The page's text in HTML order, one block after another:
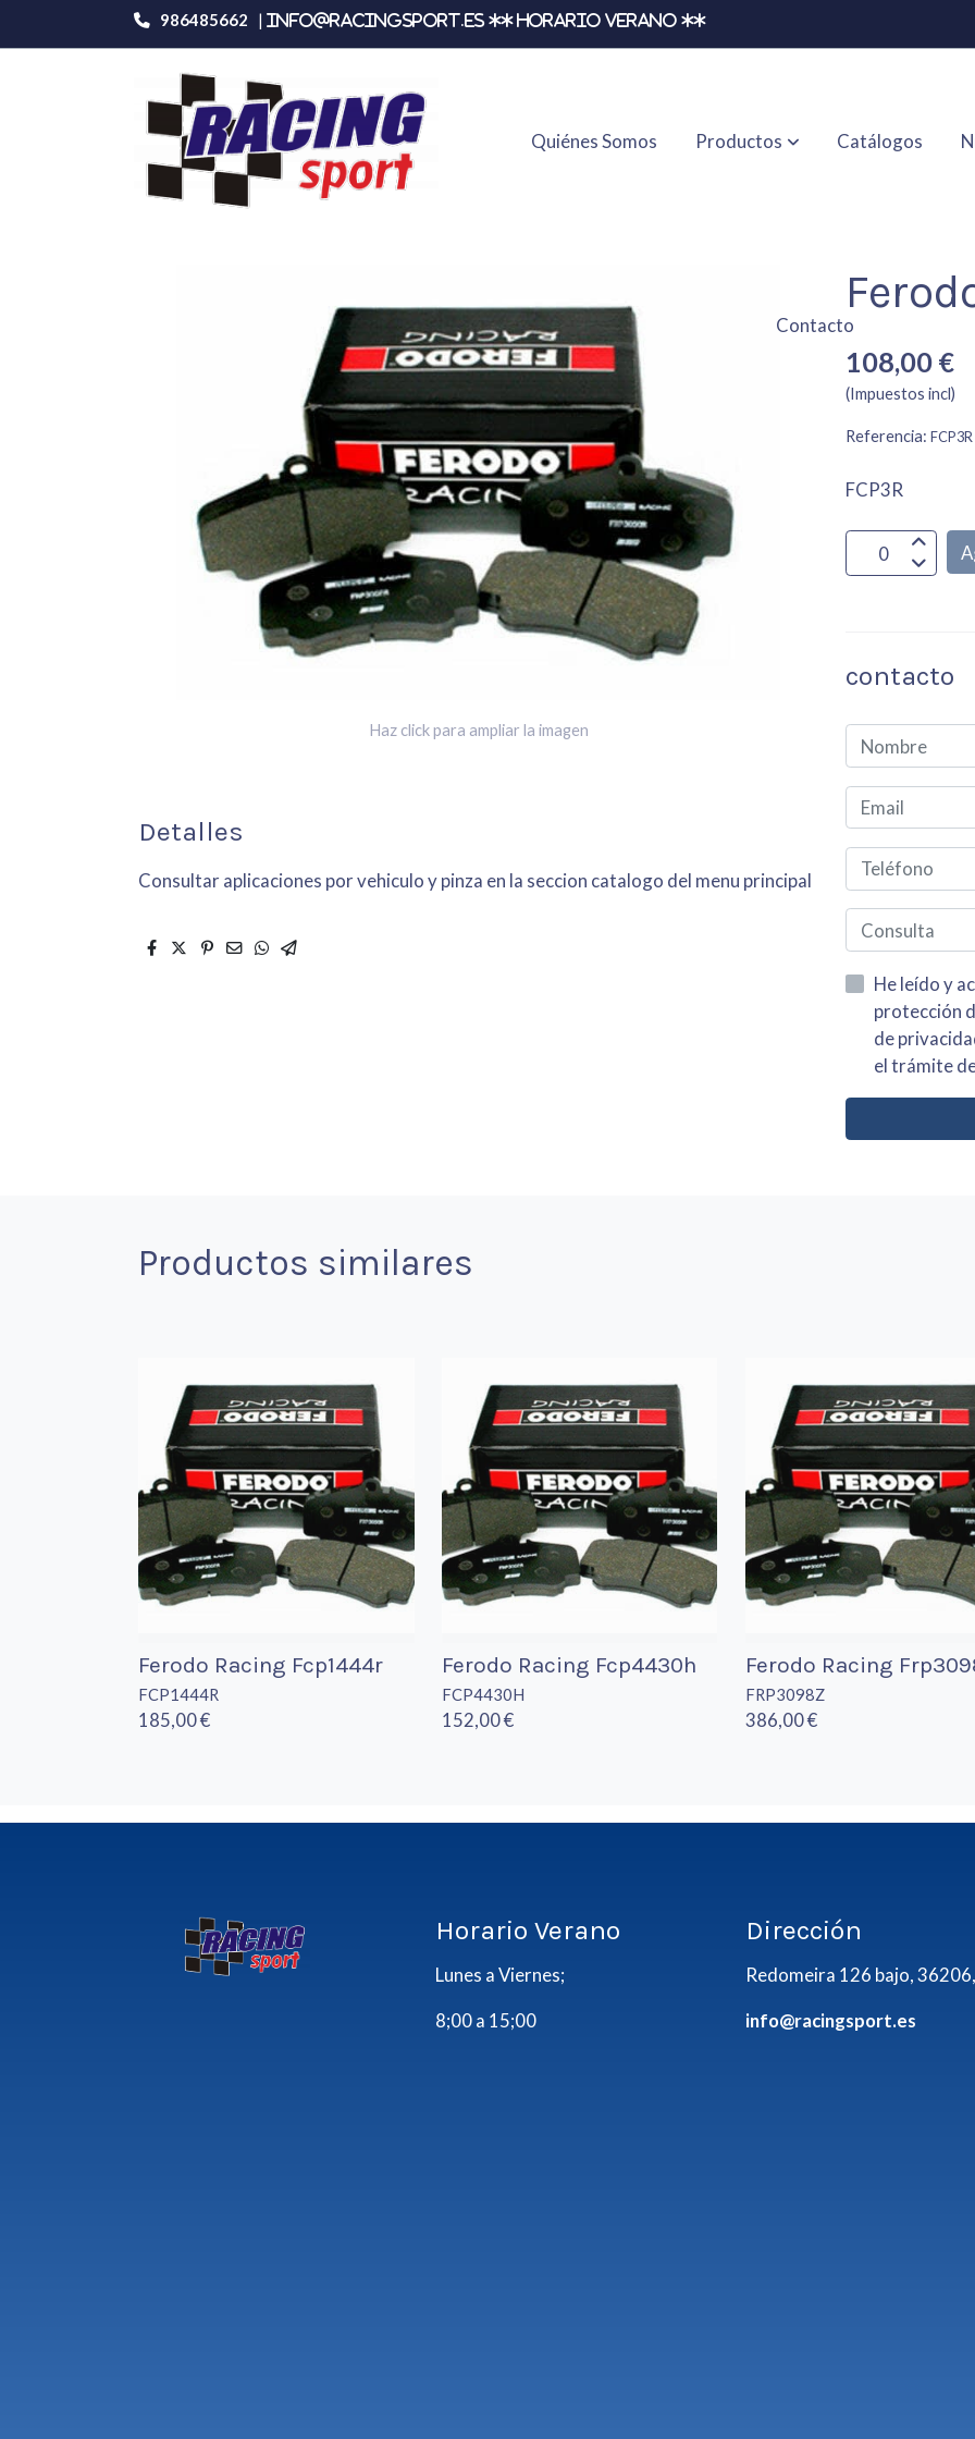
986485662 | info@racingsport.es ** HORARIO VERANO **
Quiénes Somos Productos Catálogos
Contacto
Productos Ferodo Racing Fcp3r
Haz click para ampliar la imagen
Detalles
Consultar aplicaciones por vehiculo y pinza en la seccion catalogo del menu principal
108,00 €
(Impuestos incl)
Referencia:FCP3R
FCP3R
contacto
He leído y acepto la
protección de datos asi como el
de privacidad y acepto el tratamiento de mis
el trámite
Productos similares
Ferodo Racing Fcp1444r
FCP1444R
185,00 €
Ferodo Racing Fcp4430h
FCP4430H
152,00 €
Ferodo Racing
FRP3098Z
386,00 €
Horario Verano
Lunes a Viernes;
8;00 a 15;00
Dirección
Redomeira 126 bajo,
info@racingsport.es